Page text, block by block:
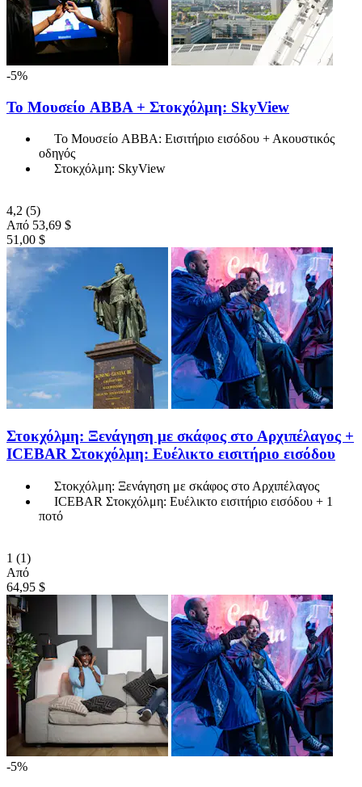
-5%
Το Μουσείο ABBA + Στοκχόλμη: SkyView
Το Μουσείο ABBA: Εισιτήριο εισόδου + Ακουστικός
οδηγός
Στοκχόλμη: SkyView
4,2 (5)
Από 53,69 $
51,00 $
Στοκχόλμη: Ξενάγηση με σκάφος στο Αρχιπέλαγος +
ICEBAR Στοκχόλμη: Ευέλικτο εισιτήριο εισόδου
Στοκχόλμη: Ξενάγηση με σκάφος στο Αρχιπέλαγος
ICEBAR Στοκχόλμη: Ευέλικτο εισιτήριο εισόδου + 1
ποτό
1 (1)
Από
64,95 $
-5%